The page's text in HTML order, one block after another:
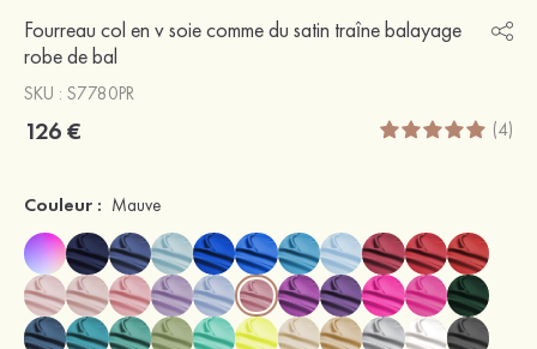
Fourreau col en v soie comme du satin traîne balayage
robe de bal
SKU : S7780PR
126 € (4)
Couleur : Mauve